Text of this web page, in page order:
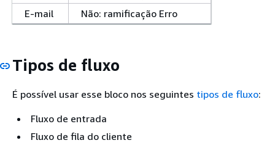
E-mail
Não: ramificação Erro
Tipos de fluxo
É possível usar esse bloco nos seguintes tipos de fluxo:
Fluxo de entrada
Fluxo de fila do cliente